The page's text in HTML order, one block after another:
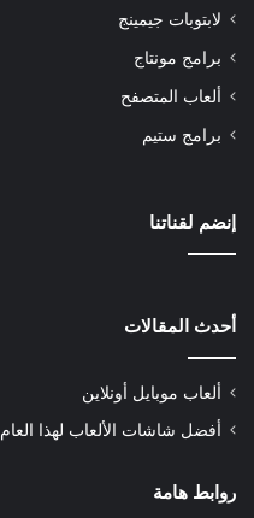
لابتوبات جيمينج
برامج مونتاج
ألعاب المتصفح
برامج ستيم
إنضم لقناتنا
أحدث المقالات
ألعاب موبايل أونلاين
أفضل شاشات الألعاب لهذا العام
روابط هامة